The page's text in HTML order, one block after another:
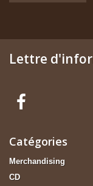
Lettre
Catégories
Merchandising
CD